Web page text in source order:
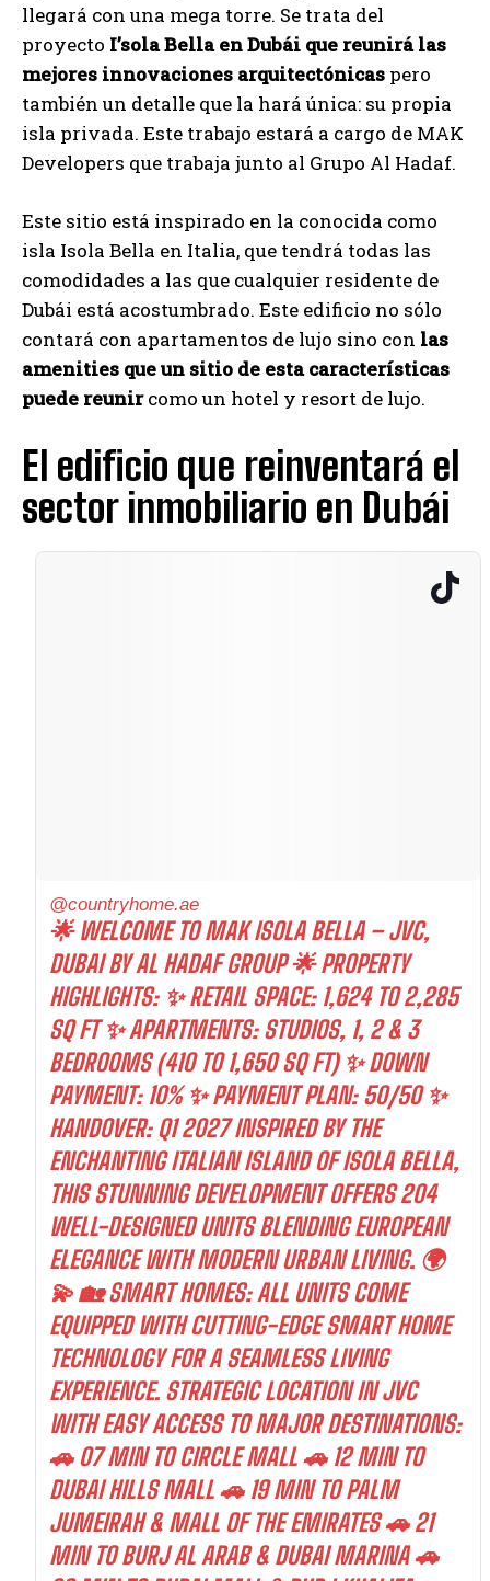
llegará con una mega torre. Se trata del
proyecto I’sola Bella en Dubái que reunirá las
mejores innovaciones arquitectónicas pero
también un detalle que la hará única: su propia
isla privada. Este trabajo estará a cargo de MAK
Developers que trabaja junto al Grupo Al Hadaf.
Este sitio está inspirado en la conocida como
isla Isola Bella en Italia, que tendrá todas las
comodidades a las que cualquier residente de
Dubái está acostumbrado. Este edificio no sólo
contará con apartamentos de lujo sino con las
amenities que un sitio de esta características
puede reunircomo un hotel y resort de lujo.
El edificio que reinventará el
sector inmobiliario en Dubái
@countryhome.ae
🌟 WELCOME TO MAK ISOLA BELLA – JVC,
DUBAI BY AL HADAF GROUP 🌟 PROPERTY
HIGHLIGHTS: ✨ RETAIL SPACE: 1,624 TO 2,285
SQ FT ✨ APARTMENTS: STUDIOS, 1, 2 & 3
BEDROOMS (410 TO 1,650 SQ FT) ✨ DOWN
PAYMENT: 10% ✨ PAYMENT PLAN: 50/50 ✨
HANDOVER: Q1 2027 INSPIRED BY THE
ENCHANTING ITALIAN ISLAND OF ISOLA BELLA,
THIS STUNNING DEVELOPMENT OFFERS 204
WELL-DESIGNED UNITS BLENDING EUROPEAN
ELEGANCE WITH MODERN URBAN LIVING. 🌍
💫 🏡 SMART HOMES: ALL UNITS COME
EQUIPPED WITH CUTTING-EDGE SMART HOME
TECHNOLOGY FOR A SEAMLESS LIVING
EXPERIENCE. STRATEGIC LOCATION IN JVC
WITH EASY ACCESS TO MAJOR DESTINATIONS:
🚗 07 MIN TO CIRCLE MALL 🚗 12 MIN TO
DUBAI HILLS MALL 🚗 19 MIN TO PALM
JUMEIRAH & MALL OF THE EMIRATES 🚗 21
MIN TO BURJ AL ARAB & DUBAI MARINA 🚗